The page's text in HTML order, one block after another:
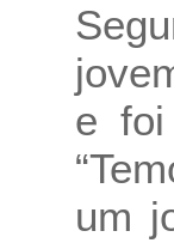
e foi
um